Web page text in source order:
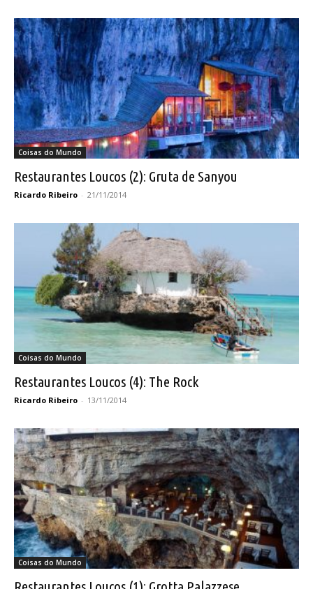
Coisas do Mundo
Restaurantes Loucos (2): Gruta de Sanyou
Ricardo Ribeiro - 21/11/2014
Coisas do Mundo
Restaurantes Loucos (4): The Rock
Ricardo Ribeiro - 13/11/2014
Coisas do Mundo